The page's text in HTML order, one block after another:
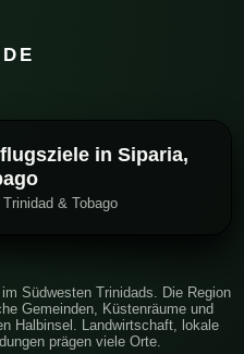
in Siparia,
& Tobago
Südwesten Trinidads. Die Region
Gemeinden, Küstenräume und
Halbinsel. Landwirtschaft, lokale
prägen viele Orte.